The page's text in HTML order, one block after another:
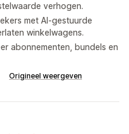
verhogen.
met AI-gestuurde
winkelwagens.
abonnementen, bundels en
Origineel weergeven